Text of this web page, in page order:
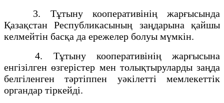
3. Тұтыну кооперативiнiң жарғысында
Қазақстан Республикасының заңдарына қайшы
келмейтiн басқа да ережелер болуы мүмкін.
4. Тұтыну кооперативiнiң жарғысына
енгізiлген өзгерiстер мен толықтыруларды заңда
белгiленген тәртiппен уәкiлеттi мемлекеттiк
органдар тіркейді.